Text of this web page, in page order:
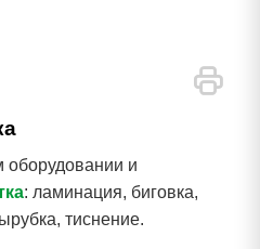
оборудовании и
: ламинация, биговка,
тиснение.